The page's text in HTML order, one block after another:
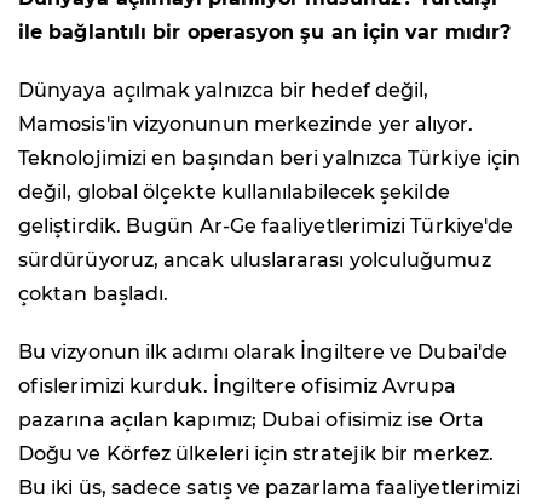
ile bağlantılı bir operasyon şu an için var mıdır?
Dünyaya açılmak yalnızca bir hedef değil,
Mamosis'in vizyonunun merkezinde yer alıyor.
Teknolojimizi en başından beri yalnızca Türkiye için
değil, global ölçekte kullanılabilecek şekilde
geliştirdik. Bugün Ar-Ge faaliyetlerimizi Türkiye'de
sürdürüyoruz, ancak uluslararası yolculuğumuz
çoktan başladı.
Bu vizyonun ilk adımı olarak İngiltere ve Dubai'de
ofislerimizi kurduk. İngiltere ofisimiz Avrupa
pazarına açılan kapımız; Dubai ofisimiz ise Orta
Doğu ve Körfez ülkeleri için stratejik bir merkez.
Bu iki üs, sadece satış ve pazarlama faaliyetlerimizi